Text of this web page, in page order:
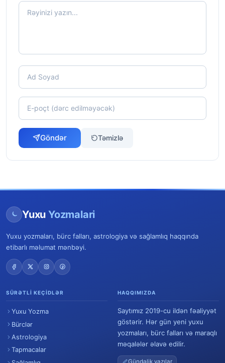
Göndər Təmizlə
Yuxu Yozmalari
Yuxu yozmaları, bürc falları, astrologiya və sağlamlıq haqqında
etibarlı məlumat mənbəyi.
SÜRƏTLI KEÇIDLƏR
Yuxu Yozma
Bürclər
Astrologiya
Tapmacalar
HAQQIMIZDA
Saytımız 2019-cu ildən fəaliyyət
göstərir. Hər gün yeni yuxu
yozmaları, bürc falları və maraqlı
məqalələr əlavə edilir.
Gündəlik yazılar